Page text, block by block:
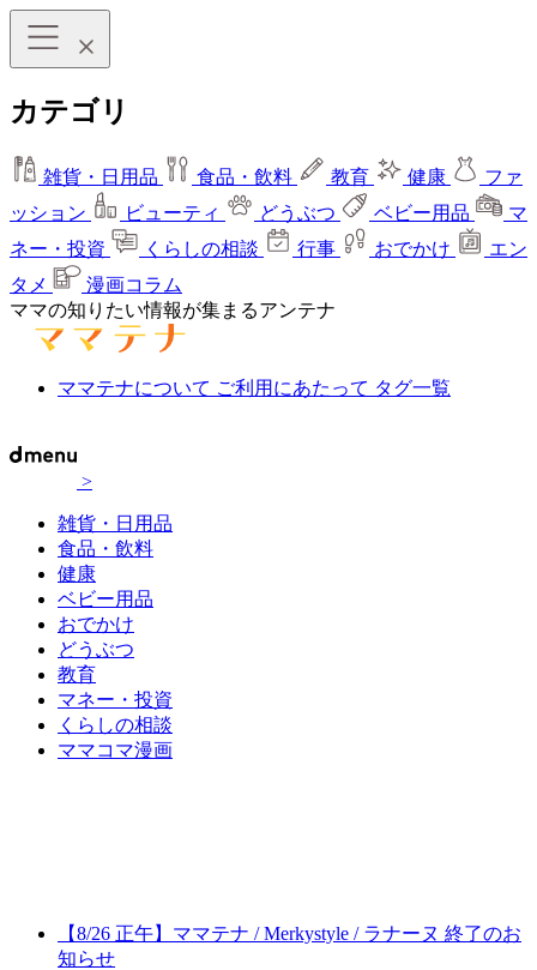
カテゴリ
雑貨・日用品 食品・飲料 教育 健康
ファ
ッション
ビューティ どうぶつ ベビー用品
マ
ネー・投資
くらしの相談 行事 おでかけ
エン
タメ
漫画コラム
ママの知りたい情報が集まるアンテナ
ママテナについて ご利用にあたって タグ一覧
>
雑貨・日用品
食品・飲料
健康
ベビー用品
おでかけ
どうぶつ
教育
マネー・投資
くらしの相談
ママコマ漫画
【8/26 正午】ママテナ / Merkystyle / ラナーヌ 終了のお
知らせ